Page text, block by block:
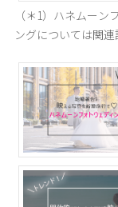
（＊1）ハネムー
ングについては関連